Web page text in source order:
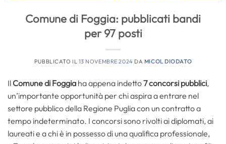
Comune di Foggia: pubblicati bandi
per 97 posti
PUBBLICATO IL 13 NOVEMBRE 2024 DA MICOL DIODATO
Il Comune di Foggia ha appena indetto7 concorsi pubblici,
un’importante opportunità per chi aspira a entrare nel
settore pubblico della Regione Puglia con un contratto a
tempo indeterminato. I concorsi sono rivolti ai diplomati, ai
laureati e a chi è in possesso di una qualifica professionale,